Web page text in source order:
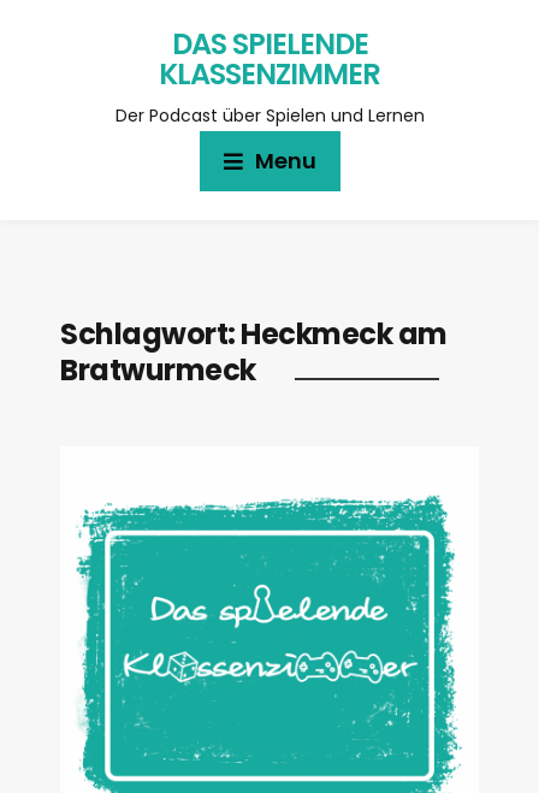
DAS SPIELENDE
KLASSENZIMMER
Der Podcast über Spielen und Lernen
Menu
Schlagwort:Heckmeck am
Bratwurmeck